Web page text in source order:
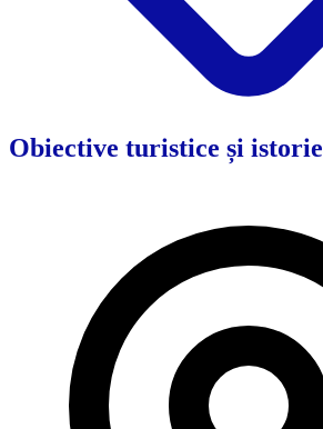
Obiective turistice și istorie